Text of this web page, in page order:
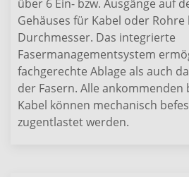
über 6 Ein- bzw. Ausgänge auf
Gehäuses für Kabel oder Rohre
Durchmesser. Das integrierte
Fasermanagementsystem
fachgerechte Ablage als auch
der Fasern. Alle ankommenden
Kabel können mechanisch
zugentlastet werden.